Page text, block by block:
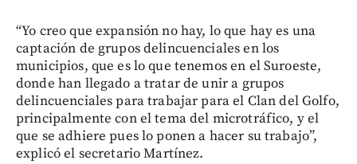
“Yo creo que expansión no hay, lo que hay es una
captación de grupos delincuenciales en los
municipios, que es lo que tenemos en el Suroeste,
donde han llegado a tratar de unir a grupos
delincuenciales para trabajar para el Clan del Golfo,
principalmente con el tema del microtráfico, y el
que se adhiere pues lo ponen a hacer su trabajo”,
explicó el secretario Martínez.